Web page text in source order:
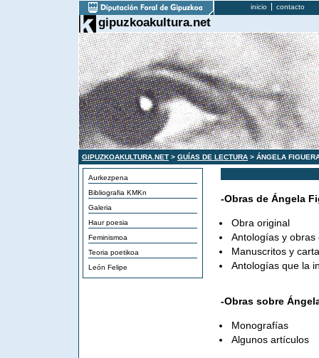
inicio contacto
gipuzkoakultura.net
GIPUZKOAKULTURA.NET > GUÍAS DE LECTURA > ÁNGELA
Aurkezpena
Bibliografia KMKn
Galeria
Haur poesia
Feminismoa
Teoria poetikoa
León Felipe
-Obras de Ángela
Obra original
Antologías y obras
Manuscritos y
Antologías que la
-Obras sobre
Monografías
Algunos artículos